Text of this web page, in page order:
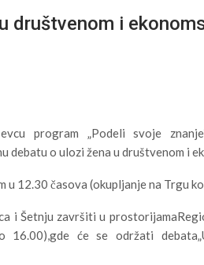
društvenom i
program „Podeli svoje
o ulozi žena u društvenom i
u 12.30 časova (okupljanje na Trgu
i Šetnju završiti u
16.00),gde će se održati